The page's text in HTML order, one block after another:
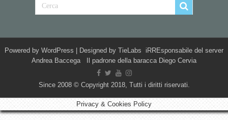
Powered by WordPress | Designed by TieLabs iRREsponsabile del server
Andrea Baccega Il padrone della baracca Diego Cervia
Since 2008 © Copyright 2018, Tutti i diritti riservati.
Privacy & Cookies Policy